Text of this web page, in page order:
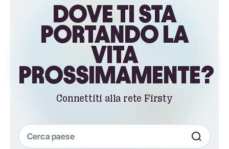
DOVE TI STA
PORTANDO LA
VITA
PROSSIMAMENTE?
Connettiti alla rete Firsty